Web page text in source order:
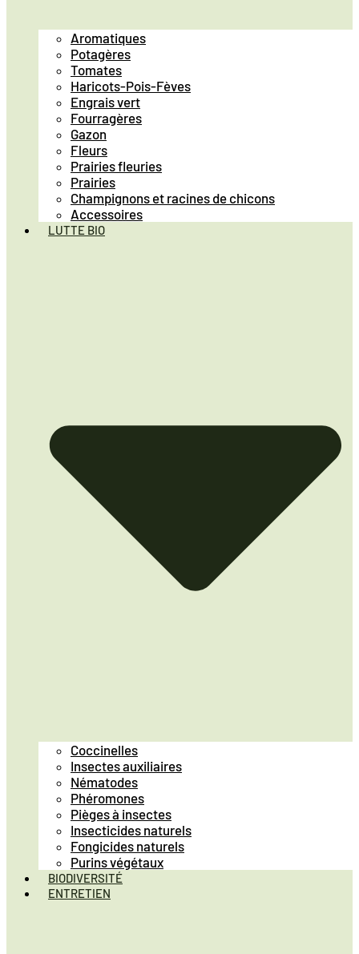
Aromatiques
Potagères
Tomates
Haricots-Pois-Fèves
Engrais vert
Fourragères
Gazon
Fleurs
Prairies fleuries
Prairies
Champignons et racines de chicons
Accessoires
LUTTE BIO
Coccinelles
Insectes auxiliaires
Nématodes
Phéromones
Pièges à insectes
Insecticides naturels
Fongicides naturels
Purins végétaux
BIODIVERSITÉ
ENTRETIEN